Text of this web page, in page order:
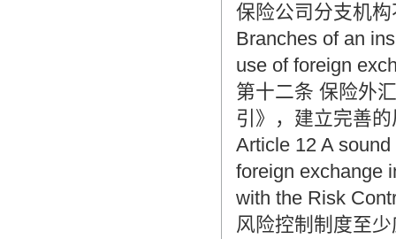
保险公司分支机
Branches of an
use of foreign
第十二条 保险外
引》，建立完善
Article 12 A
foreign exchange
with the Risk
风险控制制度至